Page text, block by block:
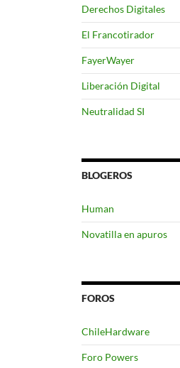
Derechos Digitales
El Francotirador
FayerWayer
Liberación Digital
Neutralidad SI
BLOGEROS
Human
Novatilla en apuros
FOROS
ChileHardware
Foro Powers